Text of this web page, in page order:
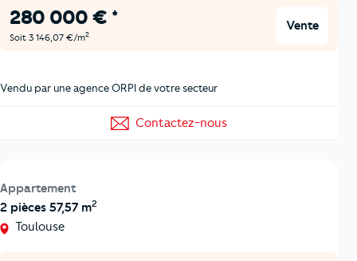
280 000 € *
Soit 3 146,07 €/m2
Vente
Vendu par une agence ORPI de votre secteur
Contactez-nous
Appartement
2 pièces 57,57 m2
Toulouse